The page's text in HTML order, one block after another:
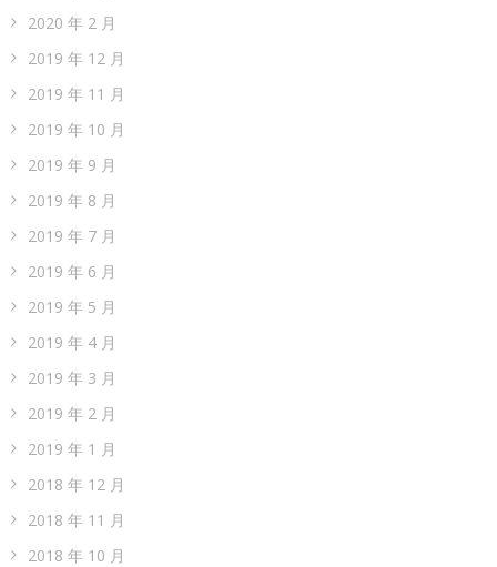
2020 年 2 月
2019 年 12 月
2019 年 11 月
2019 年 10 月
2019 年 9 月
2019 年 8 月
2019 年 7 月
2019 年 6 月
2019 年 5 月
2019 年 4 月
2019 年 3 月
2019 年 2 月
2019 年 1 月
2018 年 12 月
2018 年 11 月
2018 年 10 月